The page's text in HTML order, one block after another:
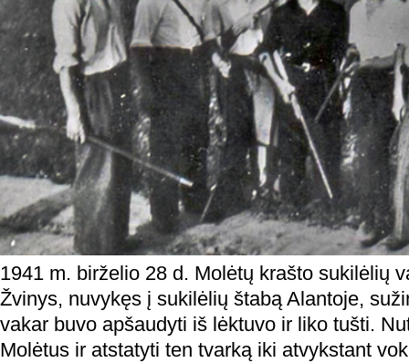
1941 m. birželio 28 d. Molėtų krašto sukilėlių
Žvinys, nuvykęs į sukilėlių štabą Alantoje,
vakar buvo apšaudyti iš lėktuvo ir liko tušti.
Molėtus ir atstatyti ten tvarką iki atvykstant